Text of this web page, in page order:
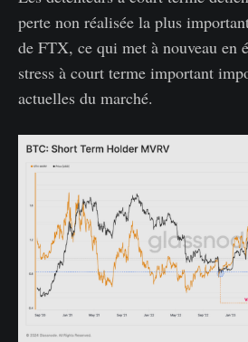
perte non réalisée la plus
de FTX, ce qui met à nouveau en
stress à court terme important
actuelles du marché.